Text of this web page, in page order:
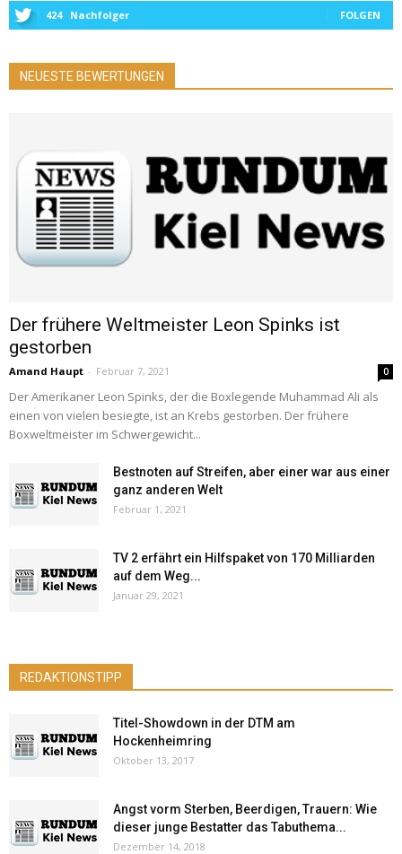
424 Nachfolger FOLGEN
NEUESTE BEWERTUNGEN
Der frühere Weltmeister Leon Spinks ist
gestorben
Amand Haupt - Februar 7, 2021 0
Der Amerikaner Leon Spinks, der die Boxlegende Muhammad Ali als
einen von vielen besiegte, ist an Krebs gestorben. Der frühere
Boxweltmeister im Schwergewicht...
Bestnoten auf Streifen, aber einer war aus einer
ganz anderen Welt
Februar 1, 2021
TV 2 erfährt ein Hilfspaket von 170 Milliarden
auf dem Weg...
Januar 29, 2021
REDAKTIONSTIPP
Titel-Showdown in der DTM am
Hockenheimring
Oktober 13, 2017
Angst vorm Sterben, Beerdigen, Trauern: Wie
dieser junge Bestatter das Tabuthema...
Dezember 14, 2018